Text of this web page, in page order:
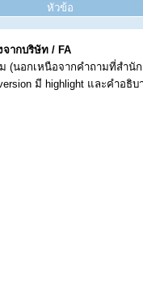
หัวข้อ
ากบริษัท / FA
(นอกเหนือจากคำถามที่สำ
มี highlight และคำอธิ